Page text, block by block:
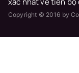
Copyright © 2016 by